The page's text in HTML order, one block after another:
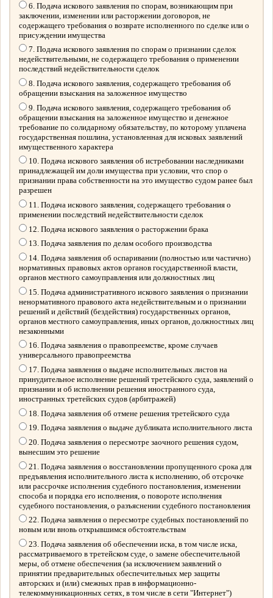
6. Подача искового заявления по спорам, возникающим при
заключении, изменении или расторжении договоров, не
содержащего требования о возврате исполненного по сделке или о
присуждении имущества
7. Подача искового заявления по спорам о признании сделок
недействительными, не содержащего требования о применении
последствий недействительности сделок
8. Подача искового заявления, содержащего требования об
обращении взыскания на заложенное имущество
9. Подача искового заявления, содержащего требования об
обращении взыскания на заложенное имущество и денежное
требование по солидарному обязательству, по которому уплачена
государственная пошлина, установленная для исковых заявлений
имущественного характера
10. Подача искового заявления об истребовании наследниками
принадлежащей им доли имущества при условии, что спор о
признании права собственности на это имущество судом ранее был
разрешен
11. Подача искового заявления, содержащего требования о
применении последствий недействительности сделок
12. Подача искового заявления о расторжении брака
13. Подача заявления по делам особого производства
14. Подача заявления об оспаривании (полностью или частично)
нормативных правовых актов органов государственной власти,
органов местного самоуправления или должностных лиц
15. Подача административного искового заявления о признании
ненормативного правового акта недействительным и о признании
решений и действий (бездействия) государственных органов,
органов местного самоуправления, иных органов, должностных лиц
незаконными
16. Подача заявления о правопреемстве, кроме случаев
универсального правопреемства
17. Подача заявления о выдаче исполнительных листов на
принудительное исполнение решений третейского суда, заявлений о
признании и об исполнении решения иностранного суда,
иностранных третейских судов (арбитражей)
18. Подача заявления об отмене решения третейского суда
19. Подача заявления о выдаче дубликата исполнительного листа
20. Подача заявления о пересмотре заочного решения судом,
вынесшим это решение
21. Подача заявления о восстановлении пропущенного срока для
предъявления исполнительного листа к исполнению, об отсрочке
или рассрочке исполнения судебного постановления, изменении
способа и порядка его исполнения, о повороте исполнения
судебного постановления, о разъяснении судебного постановления
22. Подача заявления о пересмотре судебных постановлений по
новым или вновь открывшимся обстоятельствам
23. Подача заявления об обеспечении иска, в том числе иска,
рассматриваемого в третейском суде, о замене обеспечительной
меры, об отмене обеспечения (за исключением заявлений о
принятии предварительных обеспечительных мер защиты
авторских и (или) смежных прав в информационно-
телекоммуникационных сетях, в том числе в сети "Интернет")